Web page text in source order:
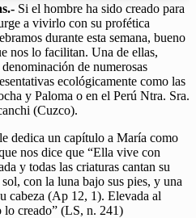
Si el hombre ha sido creado para
a vivirlo con su profética
durante esta semana, bueno
nos lo facilitan. Una de ellas,
de numerosas
ecológicamente como las
y Paloma o en el Perú Ntra. Sra.
(Cuzco).
dedica un capítulo a María como
nos dice que “Ella vive con
y todas las criaturas cantan su
con la luna bajo sus pies, y una
cabeza (Ap 12, 1). Elevada al
lo creado” (LS, n. 241)